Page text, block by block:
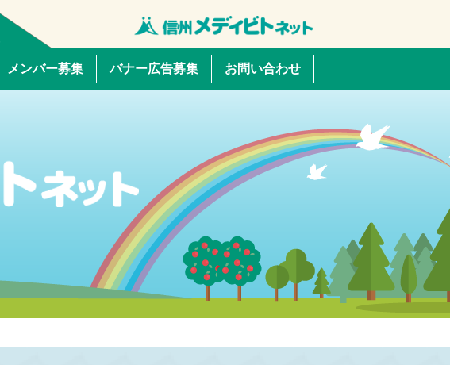
メンバー募集 バナー広告募集 お問い合わせ